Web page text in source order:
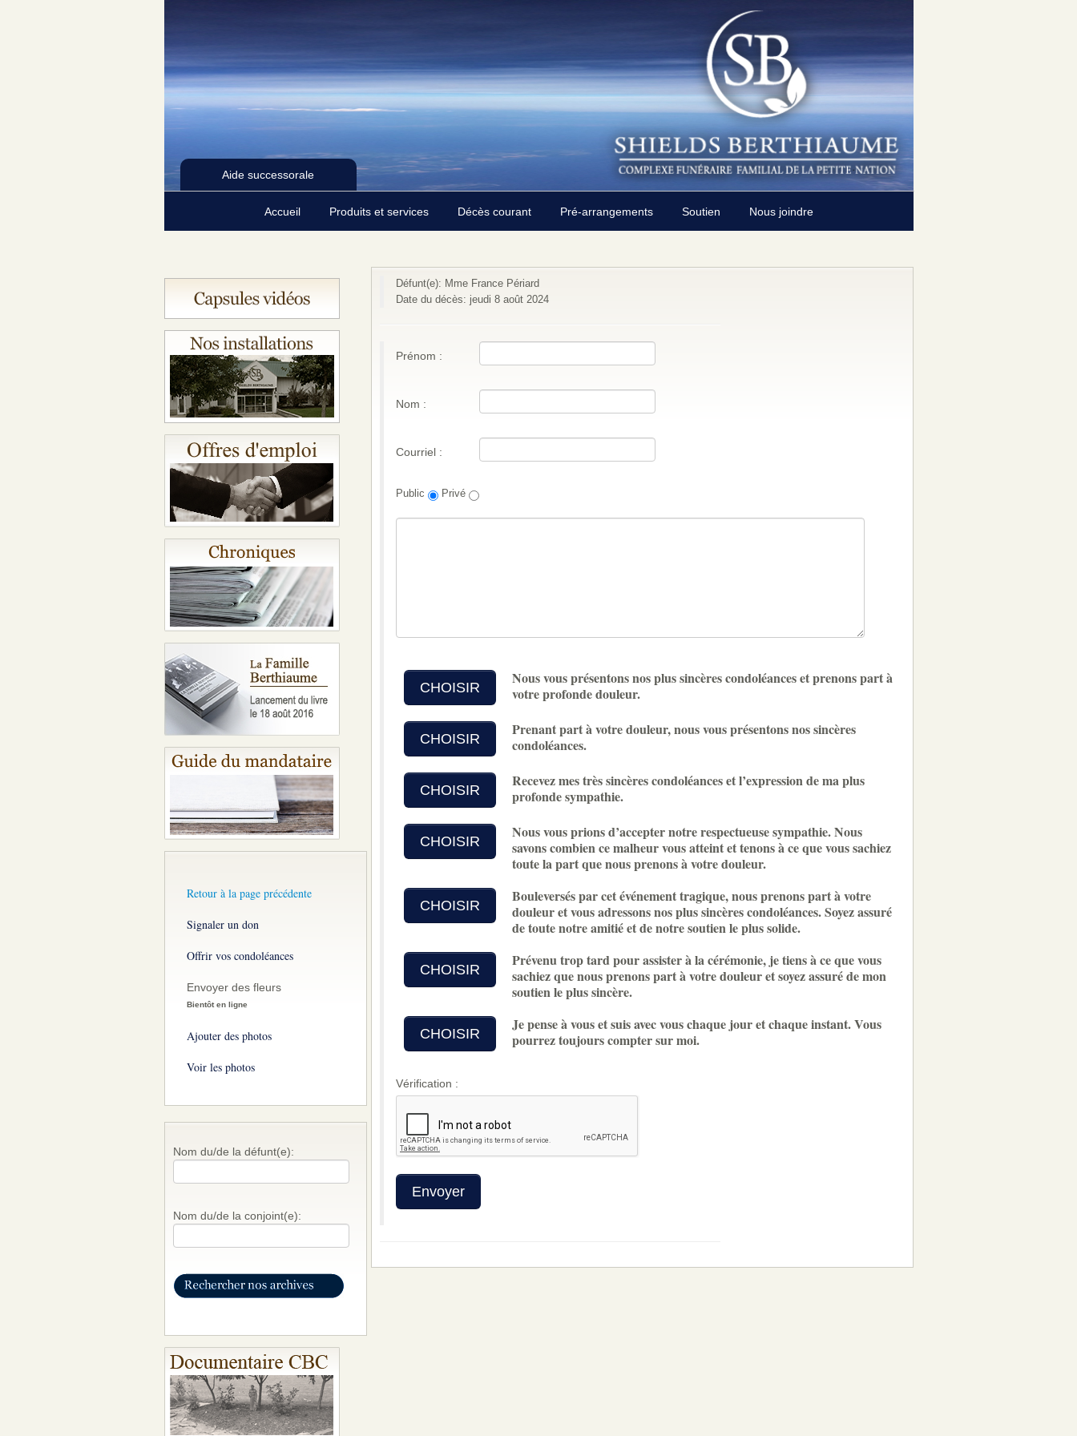
Aide successorale
Accueil Produits et services Décès courant Pré-arrangements Soutien Nous joindre
Retour à la page précédente
Signaler un don
Offrir vos condoléances
Envoyer des fleurs
Bientôt en ligne
Ajouter des photos
Voir les photos
Nom du/de la défunt(e):
Nom du/de la conjoint(e):
Défunt(e): Mme France Périard
Date du décès: jeudi 8 août 2024
Prénom :
Nom :
Courriel :
Public Privé
CHOISIR
Nous vous présentons nos plus sincères condoléances et prenons part à
votre profonde douleur.
CHOISIR
Prenant part à votre douleur, nous vous présentons nos sincères
condoléances.
CHOISIR
Recevez mes très sincères condoléances et l’expression de ma plus
profonde sympathie.
CHOISIR
Nous vous prions d’accepter notre respectueuse sympathie. Nous
savons combien ce malheur vous atteint et tenons à ce que vous sachiez
toute la part que nous prenons à votre douleur.
CHOISIR
Bouleversés par cet événement tragique, nous prenons part à votre
douleur et vous adressons nos plus sincères condoléances. Soyez assuré
de toute notre amitié et de notre soutien le plus solide.
CHOISIR
Prévenu trop tard pour assister à la cérémonie, je tiens à ce que vous
sachiez que nous prenons part à votre douleur et soyez assuré de mon
soutien le plus sincère.
CHOISIR
Je pense à vous et suis avec vous chaque jour et chaque instant. Vous
pourrez toujours compter sur moi.
Vérification :